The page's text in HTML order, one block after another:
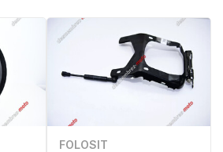
FOLOSIT